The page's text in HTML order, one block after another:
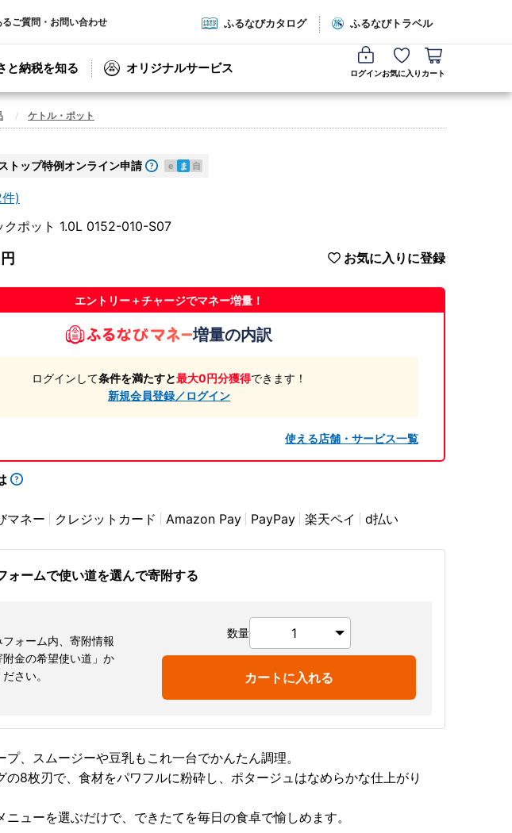
るご質問・お問い合わせ ふるなびカタログ ふるなびトラベル
と納税を知る オリジナルサービス ログインお気に入り カート
ケトル・ポット
トップ特例オンライン申請 e ま 自
)
クポット 1.0L 0152-010-S07
お気に入りに登録
エントリー＋チャージでマネー増量！
増量の内訳
ログインして条件を満たすと最大0円分獲得できます！
新規会員登録／ログイン
使える店舗・サービス一覧
マネー クレジットカード Amazon Pay PayPay 楽天ペイ d払い
ォームで使い道を選んで寄附する
ォーム内、寄附情報
附金の希望使い道」か
さい。
数量
カートに入れる
、スムージーや豆乳もこれ一台でかんたん調理。
の8枚刃で、食材をパワフルに粉砕し、ポタージュはなめらかな仕上がり
ューを選ぶだけで、できたてを毎日の食卓で愉しめます。